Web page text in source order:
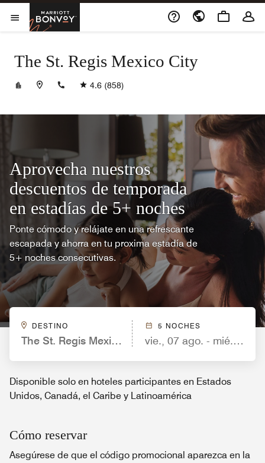
Skip to Content
Abrir el menú
Marriott Bonvoy
The St. Regis Mexico City
+525552281818
4.6 (858)
Aprovecha nuestros
descuentos de temporada
en estadías de 5+ noches
Ponte cómodo y relájate en una refrescante
escapada y ahorra en tu proxima estadía de
5+ noches consecutivas.
DESTINO
The St. Regis Mexico City
5 NOCHES
vie., 07 ago. - mié., 12
Disponible solo en hoteles participantes en Estados
Unidos, Canadá, el Caribe y Latinoamérica
Cómo reservar
Asegúrese de que el código promocional aparezca en la